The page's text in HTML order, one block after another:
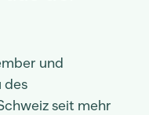
und
des
seit mehr